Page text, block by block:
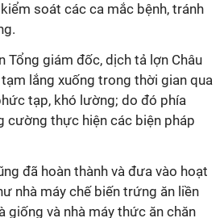
soát các ca mắc bệnh, tránh
Tổng giám đốc, dịch tả lợn Châu
lắng xuống trong thời gian qua
tạp, khó lường; do đó phía
cường thực hiện các biện pháp
đã hoàn thành và đưa vào hoạt
nhà máy chế biến trứng ăn liền
giống và nhà máy thức ăn chăn